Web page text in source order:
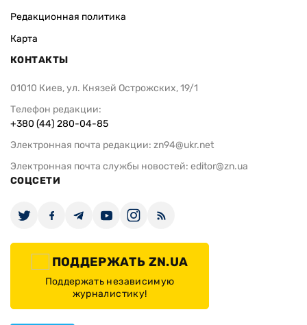
Редакционная политика
Карта
КОНТАКТЫ
01010 Киев, ул. Князей Острожских, 19/1
Телефон редакции:
+380 (44) 280-04-85
Электронная почта редакции: zn94@ukr.net
Электронная почта службы новостей: editor@zn.ua
СОЦСЕТИ
ПОДДЕРЖАТЬ ZN.UA
Поддержать независимую
журналистику!